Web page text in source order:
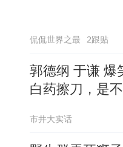
侃侃世界之最 2跟贴
郭德纲 于谦 爆
白药擦刀，是
市井大实话